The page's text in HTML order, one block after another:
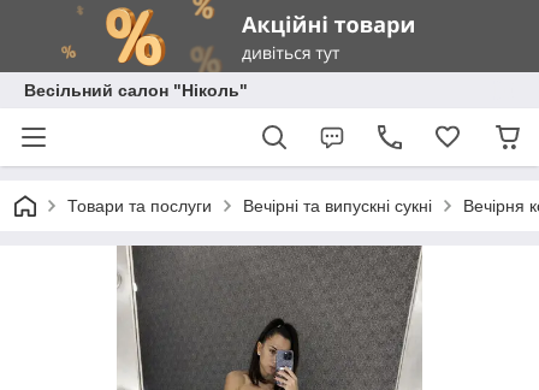
Весільний салон "Ніколь"
Товари та послуги Вечірні та випускні сукні Вечірня